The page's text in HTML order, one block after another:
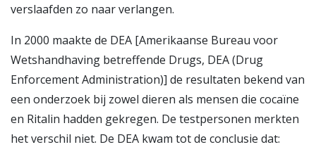
verslaafden zo naar verlangen.
In 2000 maakte de DEA [Amerikaanse Bureau voor
Wetshandhaving betreffende Drugs, DEA (Drug
Enforcement Administration)] de resultaten bekend van
een onderzoek bij zowel dieren als mensen die cocaïne
en Ritalin hadden gekregen. De testpersonen merkten
het verschil niet. De DEA kwam tot de conclusie dat: